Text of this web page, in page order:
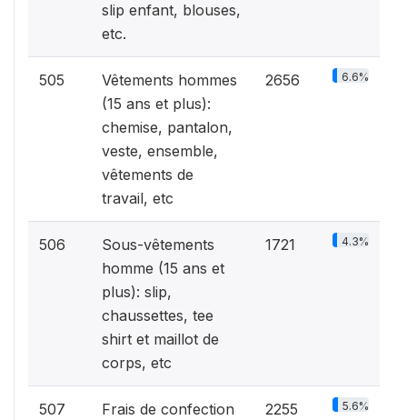
slip enfant, blouses,
etc.
505
Vêtements hommes
(15 ans et plus):
chemise, pantalon,
veste, ensemble,
vêtements de
travail, etc
2656 6.6%
506
Sous-vêtements
homme (15 ans et
plus): slip,
chaussettes, tee
shirt et maillot de
corps, etc
1721 4.3%
507
Frais de confection
2255 5.6%